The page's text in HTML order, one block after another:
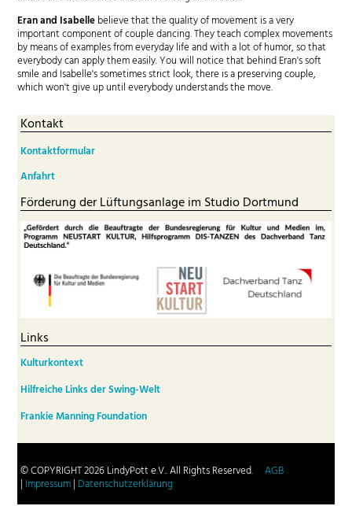
Eran and Isabellebelieve that the quality of movement is a very
important component of couple dancing. They teach complex movements
by means of examples from everyday life and with a lot of humor, so that
everybody can apply them easily. You will notice that behind Eran's soft
smile and Isabelle's sometimes strict look, there is a preserving couple,
which won't give up until everybody understands the move.
Kontakt
Kontaktformular
Anfahrt
Förderung der Lüftungsanlage im Studio Dortmund
Links
Kulturkontext
Hilfreiche Links der Swing-Welt
Frankie Manning Foundation
© COPYRIGHT 2026 LindyPott e.V.. All Rights Reserved.AGB
| Impressum| Datenschutzerklärung